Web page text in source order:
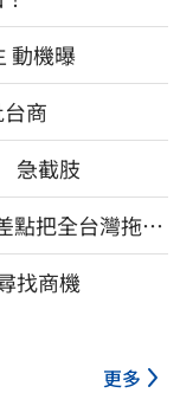
動機曝
商
急截肢
點把全台灣拖下
找商機
更多